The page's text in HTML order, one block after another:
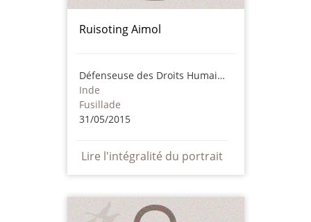
Ruisoting Aimol
Défenseuse des Droits Humains
Inde
Fusillade
31/05/2015
Lire l'intégralité du portrait